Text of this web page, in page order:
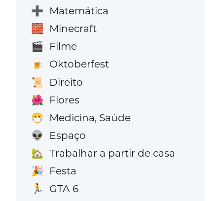
➕ Matemática
🧱 Minecraft
🎬 Filme
🍺 Oktoberfest
📜 Direito
🌺 Flores
😷 Medicina, Saúde
👽 Espaço
🏡 Trabalhar a partir de casa
🎉 Festa
🏃 GTA 6